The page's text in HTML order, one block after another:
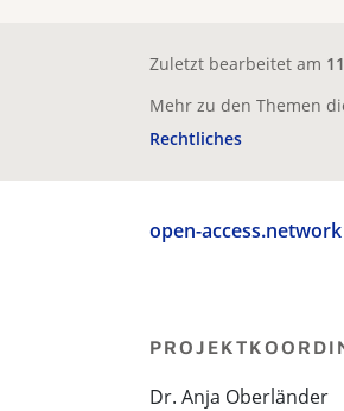
Zuletzt bearbeitet am
Mehr zu den Themen
Rechtliches
open-access.network
Dr. Anja Oberländer